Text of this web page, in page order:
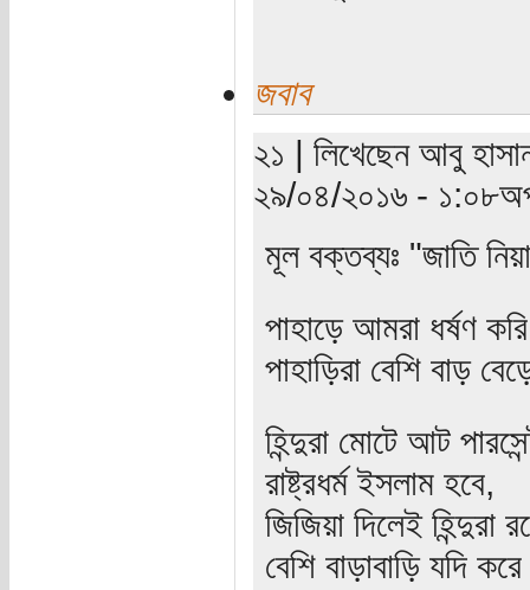
জবাব
২১ | লিখেছেন আবু
২৯/০৪/২০১৬ -
মূল বক্তব্যঃ "জাতি
পাহাড়ে আমরা ধর্ষণ
পাহাড়িরা বেশি বাড়
হিন্দুরা মোটে আট
রাষ্ট্রধর্ম ইসলাম হবে,
জিজিয়া দিলেই হিন্দুরা
বেশি বাড়াবাড়ি যদি